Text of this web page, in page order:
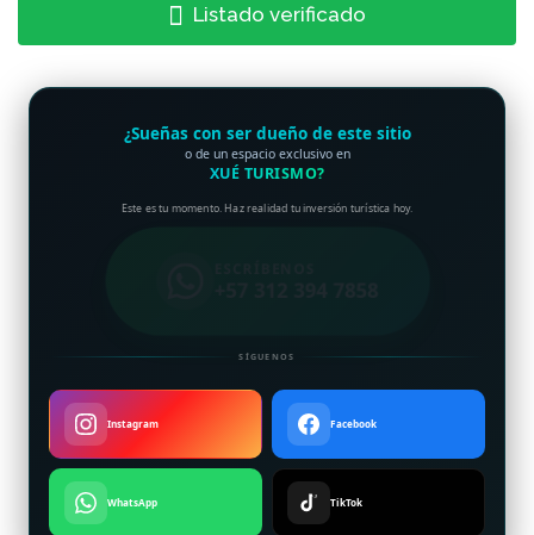
Listado verificado
¿Sueñas con ser dueño de este sitio
o de un espacio exclusivo en
XUÉ TURISMO?
Este es tu momento. Haz realidad tu inversión turística hoy.
SÍGUENOS
Instagram Facebook
WhatsApp TikTok